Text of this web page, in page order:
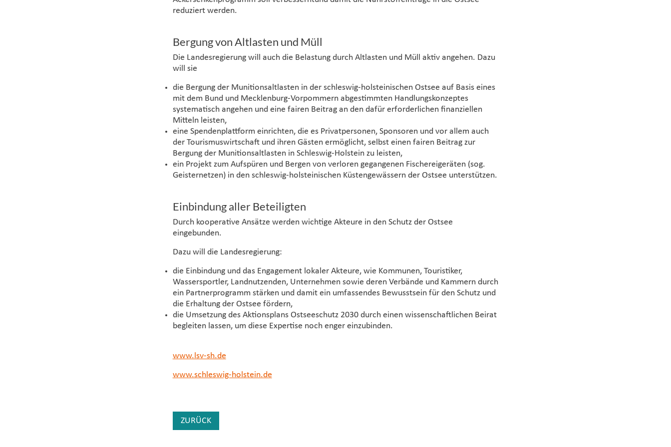
reduziert werden.
Bergung von Altlasten und Müll
Die Landesregierung will auch die Belastung durch Altlasten und Müll aktiv angehen. Dazu
will sie
die Bergung der Munitionsaltlasten in der schleswig-holsteinischen Ostsee auf Basis eines
mit dem Bund und Mecklenburg-Vorpommern abgestimmten Handlungskonzeptes
systematisch angehen und eine fairen Beitrag an den dafür erforderlichen finanziellen
Mitteln leisten,
eine Spendenplattform einrichten, die es Privatpersonen, Sponsoren und vor allem auch
der Tourismuswirtschaft und ihren Gästen ermöglicht, selbst einen fairen Beitrag zur
Bergung der Munitionsaltlasten in Schleswig-Holstein zu leisten,
ein Projekt zum Aufspüren und Bergen von verloren gegangenen Fischereigeräten (sog.
Geisternetzen) in den schleswig-holsteinischen Küstengewässern der Ostsee unterstützen.
Einbindung aller Beteiligten
Durch kooperative Ansätze werden wichtige Akteure in den Schutz der Ostsee
eingebunden.
Dazu will die Landesregierung:
die Einbindung und das Engagement lokaler Akteure, wie Kommunen, Touristiker,
Wassersportler, Landnutzenden, Unternehmen sowie deren Verbände und Kammern durch
ein Partnerprogramm stärken und damit ein umfassendes Bewusstsein für den Schutz und
die Erhaltung der Ostsee fördern,
die Umsetzung des Aktionsplans Ostseeschutz 2030 durch einen wissenschaftlichen Beirat
begleiten lassen, um diese Expertise noch enger einzubinden.
www.lsv-sh.de
www.schleswig-holstein.de
ZURÜCK